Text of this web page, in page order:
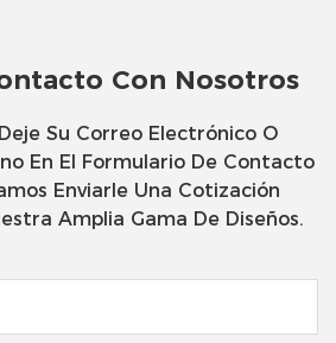
Con Nosotros
Su Correo Electrónico O
En El Formulario De Contacto
Enviarle Una Cotización
Amplia Gama De Diseños.